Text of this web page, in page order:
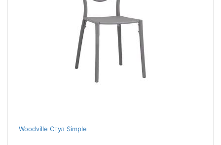
Woodville Стул Simple